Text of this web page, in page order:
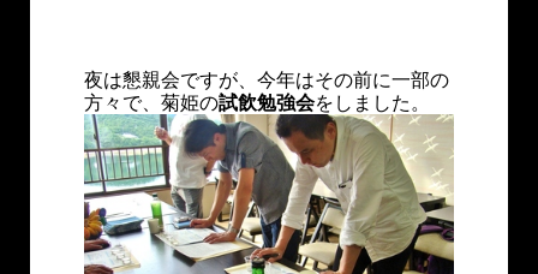
夜は懇親会ですが、今年はその前に一部の
方々で、菊姫の試飲勉強会をしました。